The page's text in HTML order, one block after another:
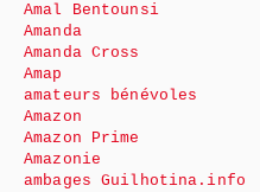
Amal Bentounsi
Amanda
Amanda Cross
Amap
amateurs bénévoles
Amazon
Amazon Prime
Amazonie
ambages Guilhotina.info